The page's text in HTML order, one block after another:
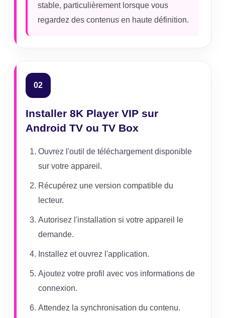
stable, particulièrement lorsque vous
regardez des contenus en haute définition.
02
Installer 8K Player VIP sur
Android TV ou TV Box
Ouvrez l'outil de téléchargement disponible
sur votre appareil.
Récupérez une version compatible du
lecteur.
Autorisez l'installation si votre appareil le
demande.
Installez et ouvrez l'application.
Ajoutez votre profil avec vos informations de
connexion.
Attendez la synchronisation du contenu.